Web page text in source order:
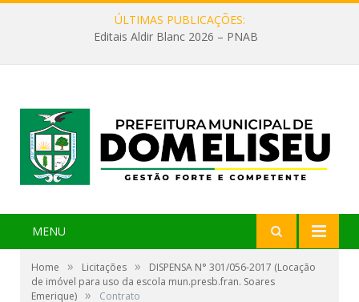
ÚLTIMAS PUBLICAÇÕES:
Editais Aldir Blanc 2026 – PNAB
MENU
Home » Licitações »
DISPENSA N° 301/056-2017 (Locação
de imóvel para uso da escola mun.presb.fran. Soares
Emerique) » Contrato